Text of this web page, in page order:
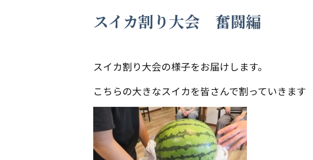
スイカ割り大会 奮闘編
スイカ割り大会の様子をお届けします。
こちらの大きなスイカを皆さんで割っていきます